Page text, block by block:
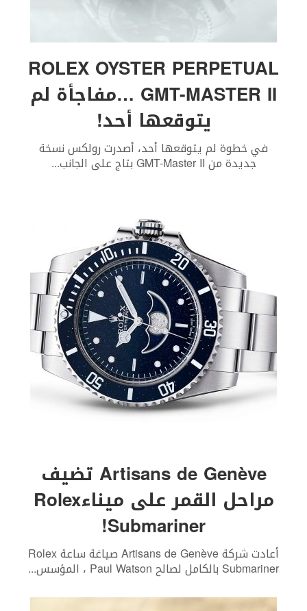
ROLEX OYSTER PERPETUAL
GMT-MASTER II …مفاجأة لم
يتوقعها أحد!
في خطوة لم يتوقعها أحد، أصدرت رولكس نسخة
جديدة من GMT-Master II بتاج على الجانب ...
Artisans de Genève تضيف
مراحل القمر على ميناءRolex
Submariner!
أعادت شركة Artisans de Genève صياغة ساعة Rolex
Submariner بالكامل لصالح Paul Watson ، المؤسس ...